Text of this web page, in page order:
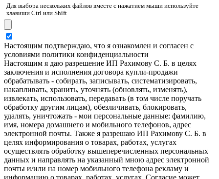
Для выбора нескольких файлов вместе с нажатием мыши используйте
клавиши Ctrl или Shift
Настоящим подтверждаю, что я ознакомлен и согласен с
условиями политики конфиденциальности
Настоящим я даю разрешение ИП Рахимову С. Б. в целях
заключения и исполнения договора купли-продажи
обрабатывать - собирать, записывать, систематизировать,
накапливать, хранить, уточнять (обновлять, изменять),
извлекать, использовать, передавать (в том числе поручать
обработку другим лицам), обезличивать, блокировать,
удалять, уничтожать - мои персональные данные: фамилию,
имя, номера домашнего и мобильного телефонов, адрес
электронной почты. Также я разрешаю ИП Рахимову С. Б. в
целях информирования о товарах, работах, услугах
осуществлять обработку вышеперечисленных персональных
данных и направлять на указанный мною адрес электронной
почты и/или на номер мобильного телефона рекламу и
информацию о товарах, работах, услугах. Согласие может